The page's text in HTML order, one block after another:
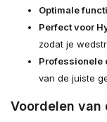
Optimale
Perfect voor
zodat je
Professionele
van de juiste
Voordelen van